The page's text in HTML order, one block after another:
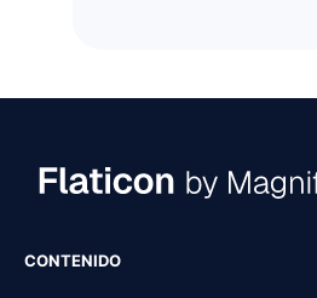
CONTENIDO